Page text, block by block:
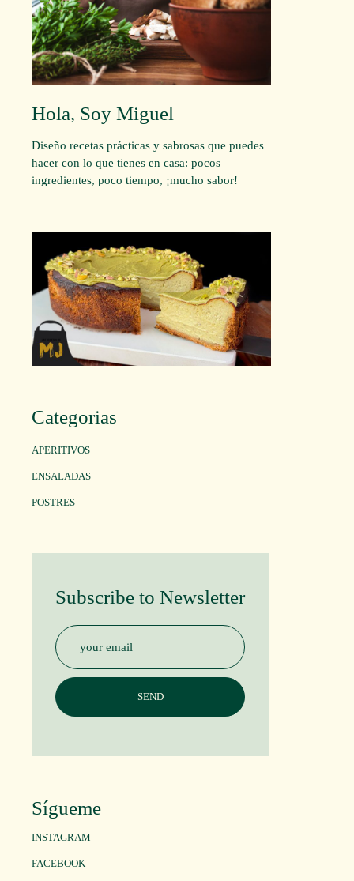
Hola, Soy Miguel
Diseño recetas prácticas y sabrosas que puedes
hacer con lo que tienes en casa: pocos
ingredientes, poco tiempo, ¡mucho sabor!
Categorias
APERITIVOS
ENSALADAS
POSTRES
Subscribe to Newsletter
Sígueme
INSTAGRAM
FACEBOOK